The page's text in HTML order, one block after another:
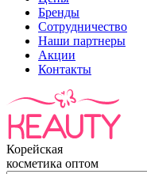
Бренды
Сотрудничество
Наши партнеры
Акции
Контакты
Корейская
косметика оптом